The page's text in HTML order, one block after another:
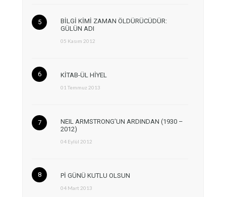
BİLGİ KİMİ ZAMAN ÖLDÜRÜCÜDÜR:
GÜLÜN ADI
05 Kasım 2012
KİTAB-ÜL HİYEL
01 Temmuz 2013
NEIL ARMSTRONG’UN ARDINDAN (1930 –
2012)
04 Eylül 2012
Pİ GÜNÜ KUTLU OLSUN
04 Mart 2013